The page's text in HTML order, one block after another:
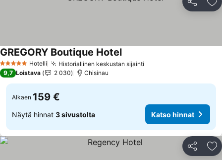
Jaa
5 Tähtiluokitus
Hotelli Historiallinen keskustan sijainti
GREGORY Boutique Hotel
9,7 Loistava 2 030 Chisinau
Alkaen 159 €
Näytä hinnat 3 sivustolta Katso hinnat
Jaa